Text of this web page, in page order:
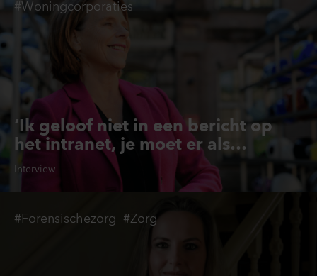
‘Ik geloof niet in een bericht op
het intranet, je moet er als
bestuurder zijn’
Interview
#Woningcorporaties
#Forensischezorg #Zorg